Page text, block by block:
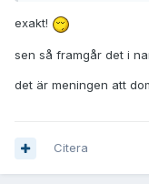
exakt!
sen så framgår det i
det är meningen att
Citera